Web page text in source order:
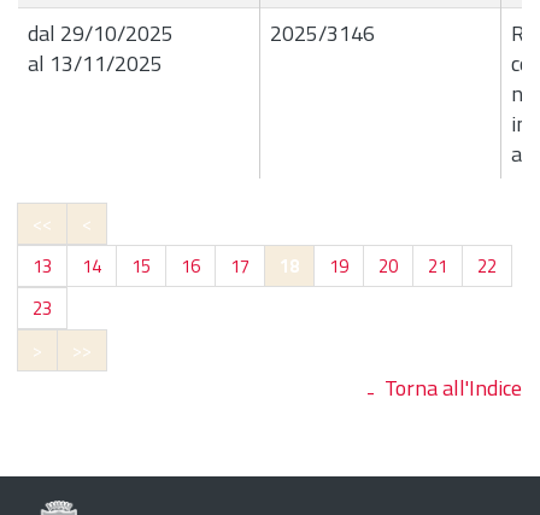
dal 29/10/2025
al 13/11/2025
2025/3146
n.
<<
<
13
14 15 16 17 18 19 20 21
22
23
>
>>
Torna all'Indice